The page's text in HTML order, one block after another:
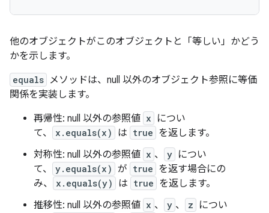
他のオブジェクトがこのオブジェクトと「等しい」かどう
かを示します。
equals メソッドは、null 以外のオブジェクト参照に等価
関係を実装します。
再帰性: null 以外の参照値 x
につい
て、
x.equals(x) は true を返します。
対称性: null 以外の参照値 x 、 y につい
て、
y.equals(x) が true を返す場合にの
み、
x.equals(y) は true を返します。
推移性: null 以外の参照値 x 、 y 、 z
につい